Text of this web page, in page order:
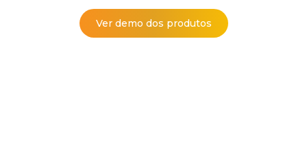
Ver demo dos produtos